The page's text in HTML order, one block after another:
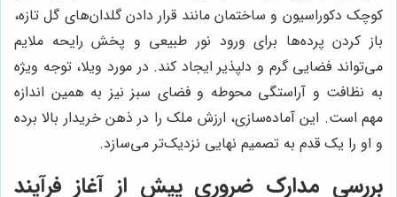
کوچک دکوراسیون و ساختمان مانند قرار دادن گلدان‌های گل تازه،
باز کردن پرده‌ها برای ورود نور طبیعی و پخش رایحه ملایم
می‌تواند فضایی گرم و دلپذیر ایجاد کند. در مورد ویلا، توجه ویژه
به نظافت و آراستگی محوطه و فضای سبز نیز به همین اندازه
مهم است. این آماده‌سازی، ارزش ملک را در ذهن خریدار بالا برده
و او را یک قدم به تصمیم نهایی نزدیک‌تر می‌سازد.
بررسی مدارک ضروری پیش از آغاز فرآیند